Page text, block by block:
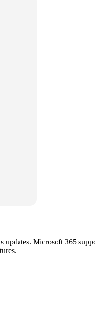
Microsoft 365